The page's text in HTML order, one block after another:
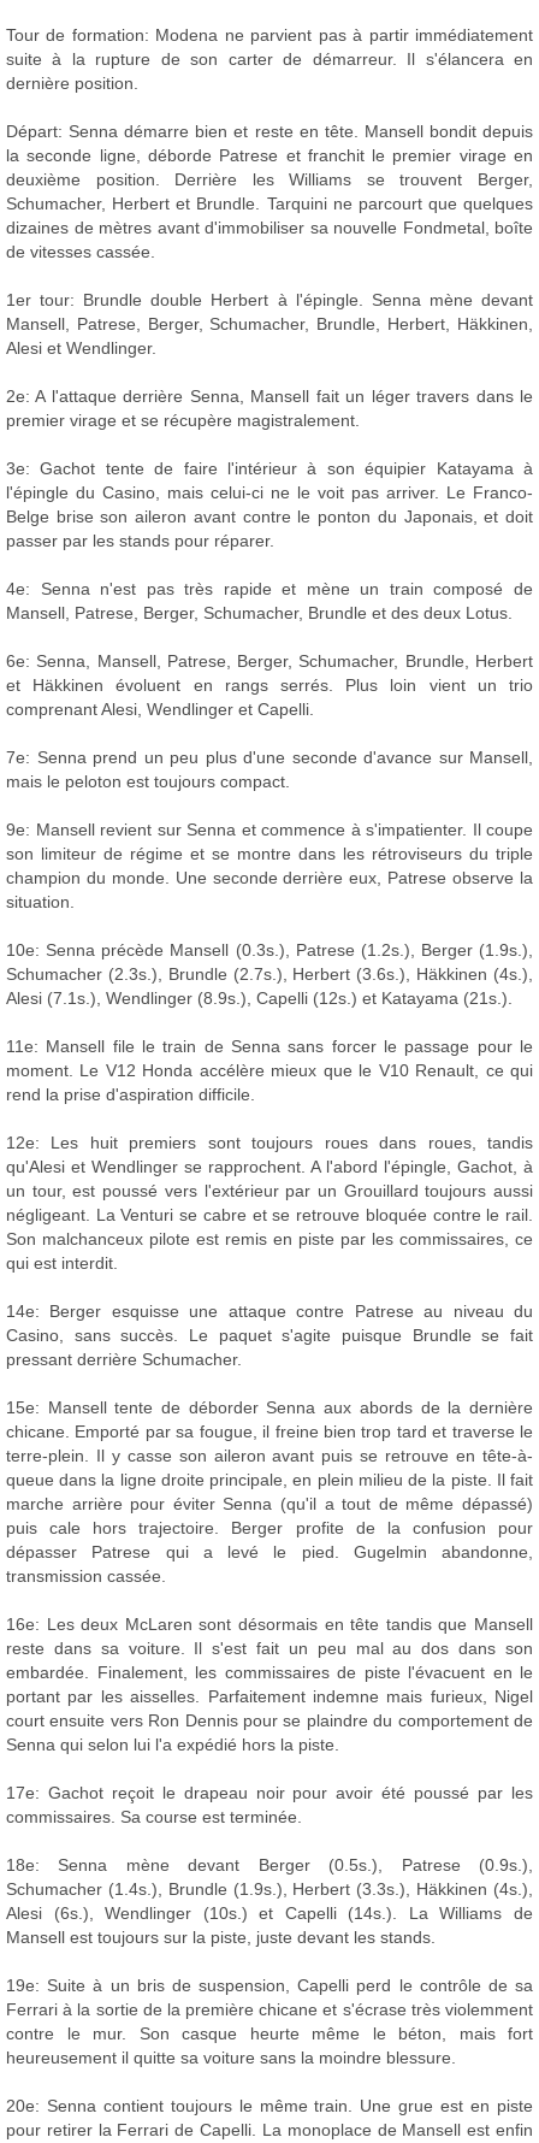
Tour de formation: Modena ne parvient pas à partir immédiatement
suite à la rupture de son carter de démarreur. Il s'élancera en
dernière position.
Départ: Senna démarre bien et reste en tête. Mansell bondit depuis
la seconde ligne, déborde Patrese et franchit le premier virage en
deuxième position. Derrière les Williams se trouvent Berger,
Schumacher, Herbert et Brundle. Tarquini ne parcourt que quelques
dizaines de mètres avant d'immobiliser sa nouvelle Fondmetal, boîte
de vitesses cassée.
1er tour: Brundle double Herbert à l'épingle. Senna mène devant
Mansell, Patrese, Berger, Schumacher, Brundle, Herbert, Häkkinen,
Alesi et Wendlinger.
2e: A l'attaque derrière Senna, Mansell fait un léger travers dans le
premier virage et se récupère magistralement.
3e: Gachot tente de faire l'intérieur à son équipier Katayama à
l'épingle du Casino, mais celui-ci ne le voit pas arriver. Le Franco-
Belge brise son aileron avant contre le ponton du Japonais, et doit
passer par les stands pour réparer.
4e: Senna n'est pas très rapide et mène un train composé de
Mansell, Patrese, Berger, Schumacher, Brundle et des deux Lotus.
6e: Senna, Mansell, Patrese, Berger, Schumacher, Brundle, Herbert
et Häkkinen évoluent en rangs serrés. Plus loin vient un trio
comprenant Alesi, Wendlinger et Capelli.
7e: Senna prend un peu plus d'une seconde d'avance sur Mansell,
mais le peloton est toujours compact.
9e: Mansell revient sur Senna et commence à s'impatienter. Il coupe
son limiteur de régime et se montre dans les rétroviseurs du triple
champion du monde. Une seconde derrière eux, Patrese observe la
situation.
10e: Senna précède Mansell (0.3s.), Patrese (1.2s.), Berger (1.9s.),
Schumacher (2.3s.), Brundle (2.7s.), Herbert (3.6s.), Häkkinen (4s.),
Alesi (7.1s.), Wendlinger (8.9s.), Capelli (12s.) et Katayama (21s.).
11e: Mansell file le train de Senna sans forcer le passage pour le
moment. Le V12 Honda accélère mieux que le V10 Renault, ce qui
rend la prise d'aspiration difficile.
12e: Les huit premiers sont toujours roues dans roues, tandis
qu'Alesi et Wendlinger se rapprochent. A l'abord l'épingle, Gachot, à
un tour, est poussé vers l'extérieur par un Grouillard toujours aussi
négligeant. La Venturi se cabre et se retrouve bloquée contre le rail.
Son malchanceux pilote est remis en piste par les commissaires, ce
qui est interdit.
14e: Berger esquisse une attaque contre Patrese au niveau du
Casino, sans succès. Le paquet s'agite puisque Brundle se fait
pressant derrière Schumacher.
15e: Mansell tente de déborder Senna aux abords de la dernière
chicane. Emporté par sa fougue, il freine bien trop tard et traverse le
terre-plein. Il y casse son aileron avant puis se retrouve en tête-à-
queue dans la ligne droite principale, en plein milieu de la piste. Il fait
marche arrière pour éviter Senna (qu'il a tout de même dépassé)
puis cale hors trajectoire. Berger profite de la confusion pour
dépasser Patrese qui a levé le pied. Gugelmin abandonne,
transmission cassée.
16e: Les deux McLaren sont désormais en tête tandis que Mansell
reste dans sa voiture. Il s'est fait un peu mal au dos dans son
embardée. Finalement, les commissaires de piste l'évacuent en le
portant par les aisselles. Parfaitement indemne mais furieux, Nigel
court ensuite vers Ron Dennis pour se plaindre du comportement de
Senna qui selon lui l'a expédié hors la piste.
17e: Gachot reçoit le drapeau noir pour avoir été poussé par les
commissaires. Sa course est terminée.
18e: Senna mène devant Berger (0.5s.), Patrese (0.9s.),
Schumacher (1.4s.), Brundle (1.9s.), Herbert (3.3s.), Häkkinen (4s.),
Alesi (6s.), Wendlinger (10s.) et Capelli (14s.). La Williams de
Mansell est toujours sur la piste, juste devant les stands.
19e: Suite à un bris de suspension, Capelli perd le contrôle de sa
Ferrari à la sortie de la première chicane et s'écrase très violemment
contre le mur. Son casque heurte même le béton, mais fort
heureusement il quitte sa voiture sans la moindre blessure.
20e: Senna contient toujours le même train. Une grue est en piste
pour retirer la Ferrari de Capelli. La monoplace de Mansell est enfin